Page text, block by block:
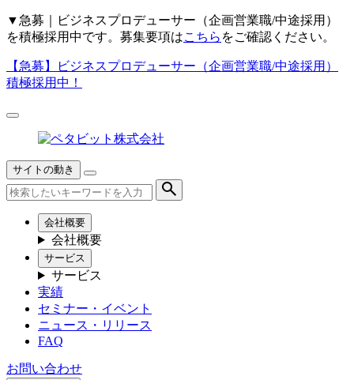
▼ 急募｜ビジネスプロデューサー（企画営業職/中途採用）
を積極採用中です。募集要項はこちら をご確認ください。
【急募】
ビジネスプロデューサー（企画営業職/中途採用）
積極採用中！
サイトの動き
会社概要
会社概要
サービス
サービス
実績
セミナー・イベント
ニュース・リリース
FAQ
お問い合わせ